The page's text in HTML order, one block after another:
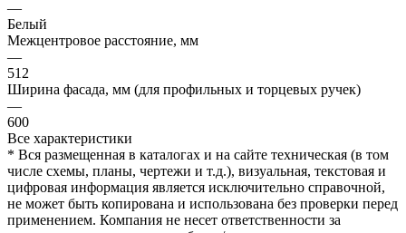
—
Белый
Межцентровое расстояние, мм
—
512
Ширина фасада, мм (для профильных и торцевых ручек)
—
600
Все характеристики
* Вся размещенная в каталогах и на сайте техническая (в том
числе схемы, планы, чертежи и т.д.), визуальная, текстовая и
цифровая информация является исключительно справочной,
не может быть копирована и использована без проверки перед
применением. Компания не несет ответственности за